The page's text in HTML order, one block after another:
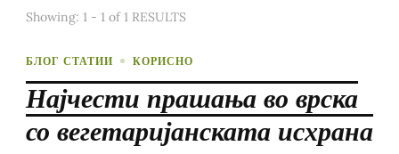
Showing: 1 - 1 of 1 RESULTS
БЛОГ СТАТИИ КОРИСНО
Најчести прашања во врска
со вегетаријанската исхрана